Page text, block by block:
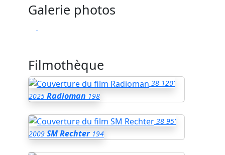
Galerie photos
Filmothèque
38 120'
2025 Radioman 198
38 95'
2009 SM Rechter 194